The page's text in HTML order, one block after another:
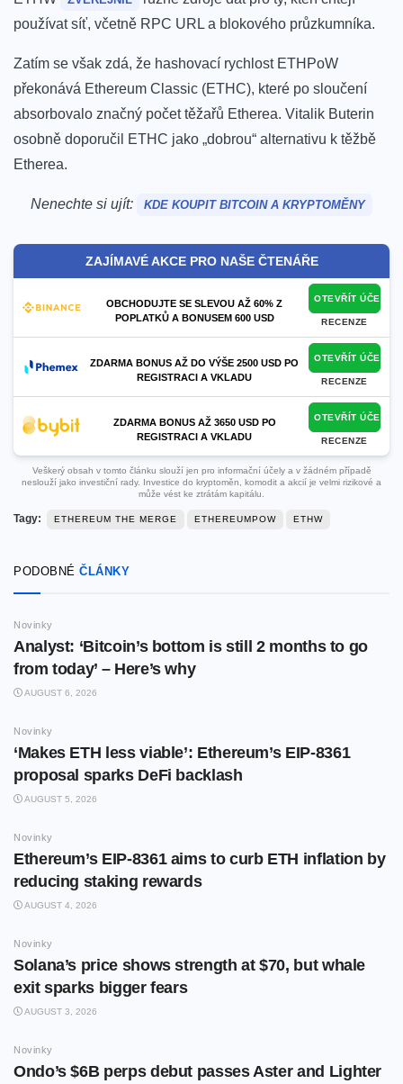
používat síť, včetně RPC URL a blokového průzkumníka.
Zatím se však zdá, že hashovací rychlost ETHPoW
překonává Ethereum Classic (ETHC), které po sloučení
absorbovalo značný počet těžařů Etherea. Vitalik Buterin
osobně doporučil ETHC jako „dobrou“ alternativu k těžbě
Etherea.
Nenechte si ujít: KDE KOUPIT BITCOIN A KRYPTOMĚNY
ZAJÍMAVÉ AKCE PRO NAŠE ČTENÁŘE
OBCHODUJTE SE SLEVOU AŽ 60% Z
POPLATKŮ A BONUSEM 600 USD
OTEVŘÍT ÚČET
RECENZE
ZDARMA BONUS AŽ DO VÝŠE 2500 USD PO
REGISTRACI A VKLADU
OTEVŘÍT ÚČET
RECENZE
ZDARMA BONUS AŽ 3650 USD PO
REGISTRACI A VKLADU
OTEVŘÍT ÚČET
RECENZE
Veškerý obsah v tomto článku slouží jen pro informační účely a v žádném případě
neslouží jako investiční rady. Investice do kryptoměn, komodit a akcií je velmi rizikové a
může vést ke ztrátám kapitálu.
Tagy: ETHEREUM THE MERGE ETHEREUMPOW ETHW
PODOBNÉ ČLÁNKY
Novinky
Analyst: ‘Bitcoin’s bottom is still 2 months to go
from today’ – Here’s why
AUGUST 6, 2026
Novinky
‘Makes ETH less viable’: Ethereum’s EIP-8361
proposal sparks DeFi backlash
AUGUST 5, 2026
Novinky
Ethereum’s EIP-8361 aims to curb ETH inflation by
reducing staking rewards
AUGUST 4, 2026
Novinky
Solana’s price shows strength at $70, but whale
exit sparks bigger fears
AUGUST 3, 2026
Novinky
Ondo’s $6B perps debut passes Aster and Lighter